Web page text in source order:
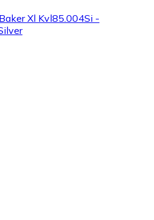
Xl Kvl85.004Si -